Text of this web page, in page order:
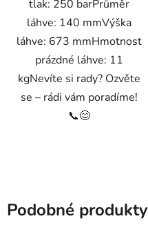
tlak: 250 barPrůměr
láhve: 140 mmVýška
láhve: 673 mmHmotnost
prázdné láhve: 11
kgNevíte si rady? Ozvěte
se – rádi vám poradíme!
📞😊
Podobné produkty